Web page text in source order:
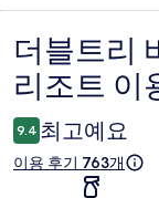
이
용
후
기
더블트리
리조트 이
9.4 최고예요
이용 후기 763개